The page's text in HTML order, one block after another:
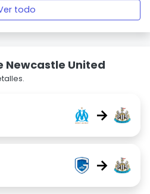
todo
Newcastle United
→
→